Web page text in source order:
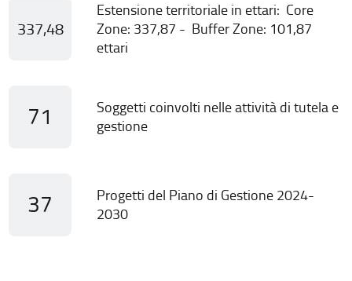
337,48
Estensione territoriale in ettari: Core
Zone: 337,87 - Buffer Zone: 101,87
ettari
71
Soggetti coinvolti nelle attività di tutela e
gestione
37
Progetti del Piano di Gestione 2024-
2030